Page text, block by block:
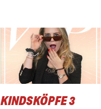
KINDSKÖPFE 3